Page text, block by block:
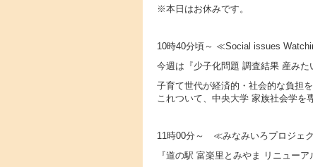
※本日はお休みです。
10時40分頃～ ≪Social issues
今週は『少子化問題 調査結果 産みた
子育て世代が経済的・社会的な負担
これついて、中央大学 家族社会学を
11時00分～ ≪みなみいろプロジェ
『道の駅 富楽里とみやま リニュー